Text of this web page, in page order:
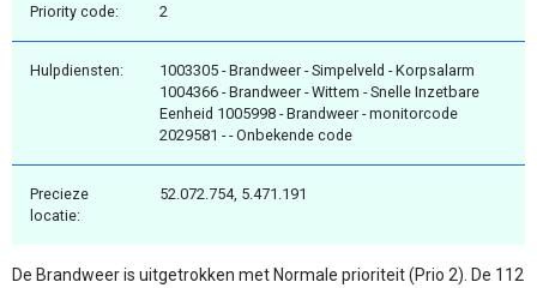
Priority code: 2
Hulpdiensten:
1003305 - Brandweer - Simpelveld - Korpsalarm
1004366 - Brandweer - Wittem - Snelle Inzetbare
Eenheid 1005998 - Brandweer - monitorcode
2029581 - - Onbekende code
Precieze
locatie:
52.072.754, 5.471.191
De Brandweer is uitgetrokken met Normale prioriteit (Prio 2). De 112